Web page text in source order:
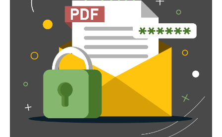
Giriş yap